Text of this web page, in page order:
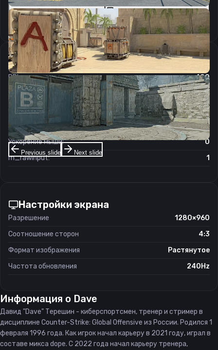
Previous slide Next slide
Скопировать
Настройки мыши
DPI:
400
Чувствительность мыши в игре:
2.2
Чувствительность мыши в зуме:
1
Чувствительность мыши в Windows:
6/11
Ускорение мыши:
0
m_rawinput:
1
Настройки экрана
Разрешение
1280×960
Соотношение сторон
4:3
Формат изображения
Растянутое
Частота обновления
240Hz
Информация о Dave
Давид "Dave" Терешин - киберспортсмен, тренер и стример в
дисциплине Counter-Strike: Global Offensive из России. Родился 1
февраля 1996 года. Как игрок начал карьеру в 2021 году, играл в
составе микса dope. С 2022 года начал карьеру тренера,